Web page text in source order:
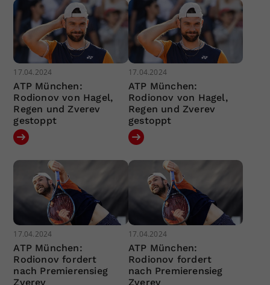
17.04.2024
ATP München:
Rodionov von Hagel,
Regen und Zverev
gestoppt
17.04.2024
ATP München:
Rodionov von Hagel,
Regen und Zverev
gestoppt
17.04.2024
ATP München:
Rodionov fordert
nach Premierensieg
Zverev
17.04.2024
ATP München:
Rodionov fordert
nach Premierensieg
Zverev